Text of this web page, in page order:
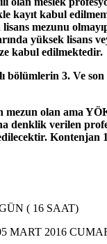
kayıt kabul
mezunu
yüksek lisans
kabul edilmektedir.
bölümlerin 3. Ve son
mezun olan ama
denklik verilen
Kontenjan
( 16 SAAT)
MART 2016